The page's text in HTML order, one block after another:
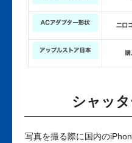
シャッ
写真を撮る際に国内の